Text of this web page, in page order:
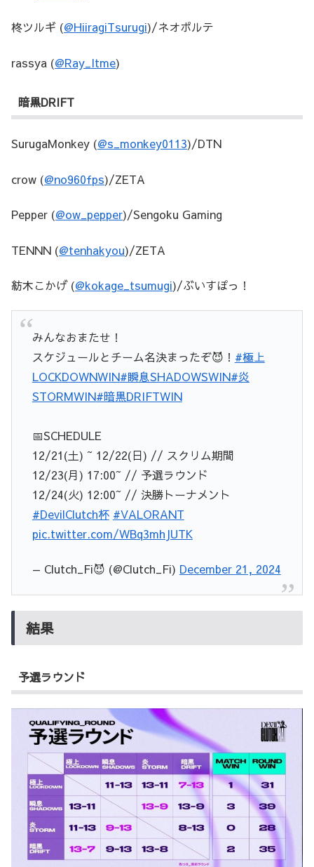
柊ツルギ (@HiiragiTsurugi)/ネオポルテ
rassya (@Ray_Itme)
暗黒DRIFT
SurugaMonkey (@s_monkey0113)/DTN
crow (@no960fps)/ZETA
Pepper (@ow_pepper)/Sengoku Gaming
TENNN (@tenhakyou)/ZETA
紡木こかげ (@kokage_tsumugi)/ぶいすぽっ！
みんなおまたせ！
スケジュールとチーム名決まったぞ😈！ #極上
LOCKDOWNWIN#瞬息SHADOWSWIN#炎
STORMWIN#暗黒DRIFTWIN
📅SCHEDULE
12/21(土) ~ 12/22(日) // スクリム期間
12/23(月) 17:00~ // 予選ラウンド
12/24(火) 12:00~ // 決勝トーナメント
#DevilClutch杯 #VALORANT
pic.twitter.com/WBq3mhJUTK
— Clutch_Fi😈 (@Clutch_Fi) December 21, 2024
結果
予選ラウンド